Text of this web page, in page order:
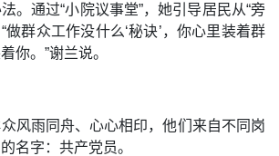
。通过“小院议事堂”，她引导居民从“旁
做群众工作没什么‘秘诀’，你心里装着群
你。”谢兰说。
风雨同舟、心心相印，他们来自不同岗
名字：共产党员。